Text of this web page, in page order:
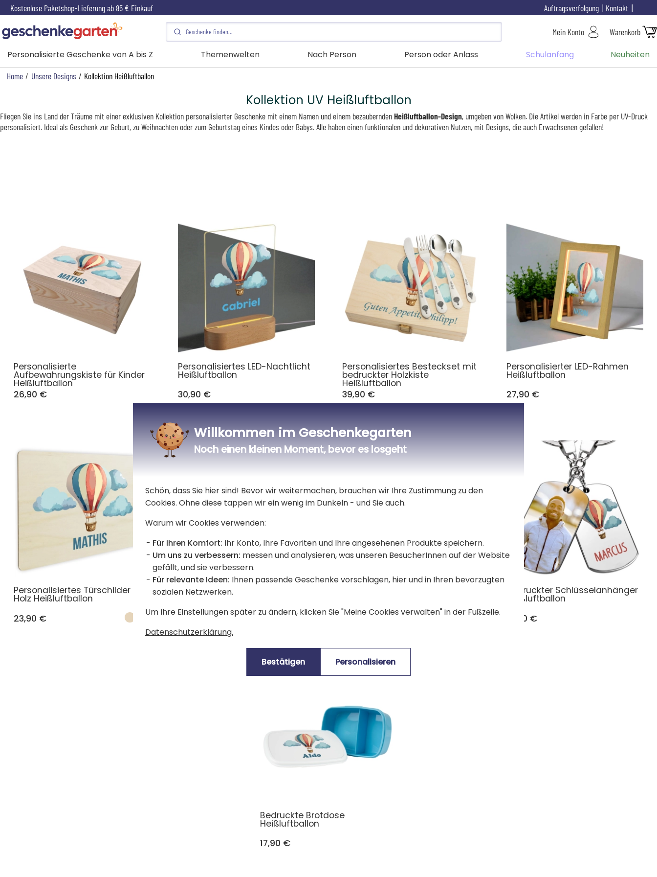
Kostenlose Paketshop-Lieferung ab 85 € Einkauf Kontakt
Auftragsverfolgung
Mein Konto Warenkorb
Personalisierte Geschenke von A bis Z Themenwelten Nach Person Person oder Anlass Schulanfang Neuheiten
Home / Unsere Designs / Kollektion Heißluftballon
Kollektion UV Heißluftballon
Fliegen Sie ins Land der Träume mit einer exklusiven Kollektion personalisierter Geschenke mit einem Namen und einem bezauberndenHeißluftballon-Design, umgeben von Wolken. Die Artikel werden in Farbe per UV-Druck
personalisiert. Ideal als Geschenk zur Geburt, zu Weihnachten oder zum Geburtstag eines Kindes oder Babys. Alle haben einen funktionalen und dekorativen Nutzen, mit Designs, die auch Erwachsenen gefallen!
Personalisierte
Aufbewahrungskiste für Kinder
Heißluftballon
26,90 €
Personalisiertes LED-Nachtlicht
Heißluftballon
30,90 €
Personalisiertes Besteckset mit
bedruckter Holzkiste
Heißluftballon
39,90 €
Personalisierter LED-Rahmen
Heißluftballon
27,90 €
Personalisiertes Türschilder aus
Holz Heißluftballon
23,90 €
Bedruckte Kerze Heißluftballon
19,90 €
13,90 €
Bedruckter Schlüsselanhänger
Heißluftballon
16,90 €
Bedruckte Brotdose
Heißluftballon
17,90 €
Willkommen im Geschenkegarten
Noch einen kleinen Moment, bevor es losgeht
Schön, dass Sie hier sind! Bevor wir weitermachen, brauchen wir Ihre Zustimmung zu den
Cookies. Ohne diese tappen wir ein wenig im Dunkeln - und Sie auch.
Warum wir Cookies verwenden:
Für Ihren Komfort: Ihr Konto, Ihre Favoriten und Ihre angesehenen Produkte speichern.
Um uns zu verbessern: messen und analysieren, was unseren BesucherInnen auf der Website
gefällt, und sie verbessern.
Für relevante Ideen: Ihnen passende Geschenke vorschlagen, hier und in Ihren bevorzugten
sozialen Netzwerken.
Um Ihre Einstellungen später zu ändern, klicken Sie "Meine Cookies verwalten" in der Fußzeile.
Datenschutzerklärung.
Bestätigen Personalisieren